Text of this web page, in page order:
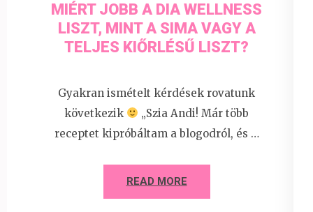
MIÉRT JOBB A DIA WELLNESS
LISZT, MINT A SIMA VAGY A
TELJES KIŐRLÉSŰ LISZT?
Gyakran ismételt kérdések rovatunk
következik
„Szia Andi! Már több
receptet kipróbáltam a blogodról, és …
READ MORE